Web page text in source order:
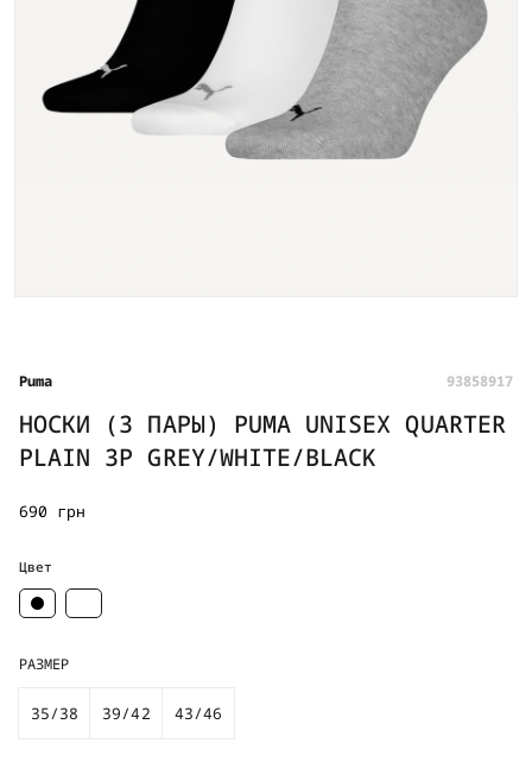
Puma 93858917
НОСКИ (3 ПАРЫ) PUMA UNISEX QUARTER
PLAIN 3P GREY/WHITE/BLACK
690 грн
Цвет
РАЗМЕР
35/38 39/42 43/46